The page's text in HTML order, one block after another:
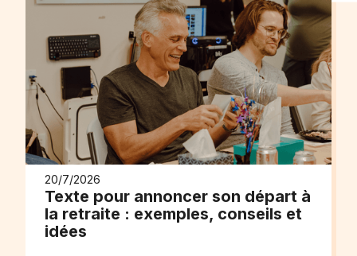
20/7/2026
Texte pour annoncer son départ à
la retraite : exemples, conseils et
idées